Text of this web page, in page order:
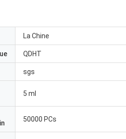
La Chine
QDHT
sgs
5 ml
50000 PCs